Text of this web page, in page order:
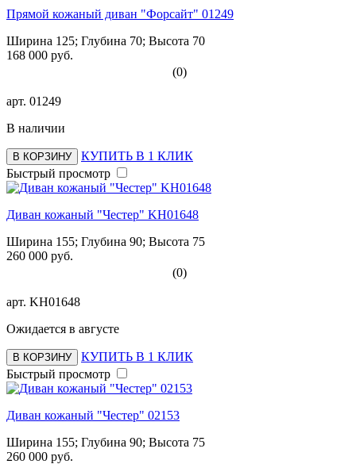
Прямой кожаный диван "Форсайт" 01249
Ширина 125; Глубина 70; Высота 70
168 000 руб.
(0)
арт. 01249
В наличии
В КОРЗИНУ
КУПИТЬ В 1 КЛИК
Быстрый просмотр
Диван кожаный "Честер" KH01648
Ширина 155; Глубина 90; Высота 75
260 000 руб.
(0)
арт. KH01648
Ожидается в августе
В КОРЗИНУ
КУПИТЬ В 1 КЛИК
Быстрый просмотр
Диван кожаный "Честер" 02153
Ширина 155; Глубина 90; Высота 75
260 000 руб.